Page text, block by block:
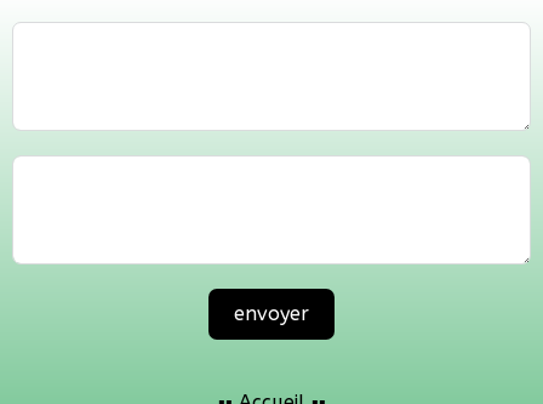
envoyer